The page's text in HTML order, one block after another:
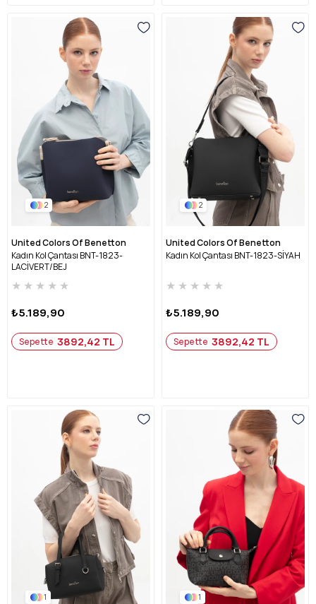
2
United Colors Of Benetton
Kadın Kol Çantası BNT-1823-
LACİVERT/BEJ
★ ★ ★ ★ ★
₺5.189,90
Sepette 3892,42 TL
2
United Colors Of Benetton
Kadın Kol Çantası BNT-1823-SİYAH
★ ★ ★ ★ ★
₺5.189,90
Sepette 3892,42 TL
1 1